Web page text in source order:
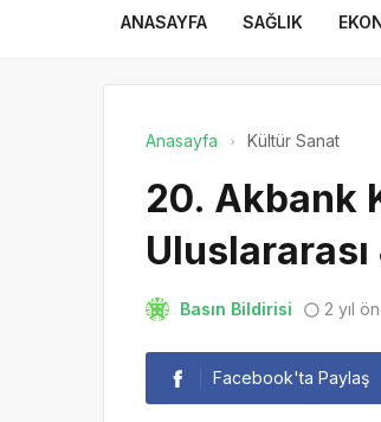
ANASAYFA SAĞLIK
Anasayfa Kültür Sanat
20. Akbank
Basın Bildirisi 2 yıl
Facebook'ta Paylaş